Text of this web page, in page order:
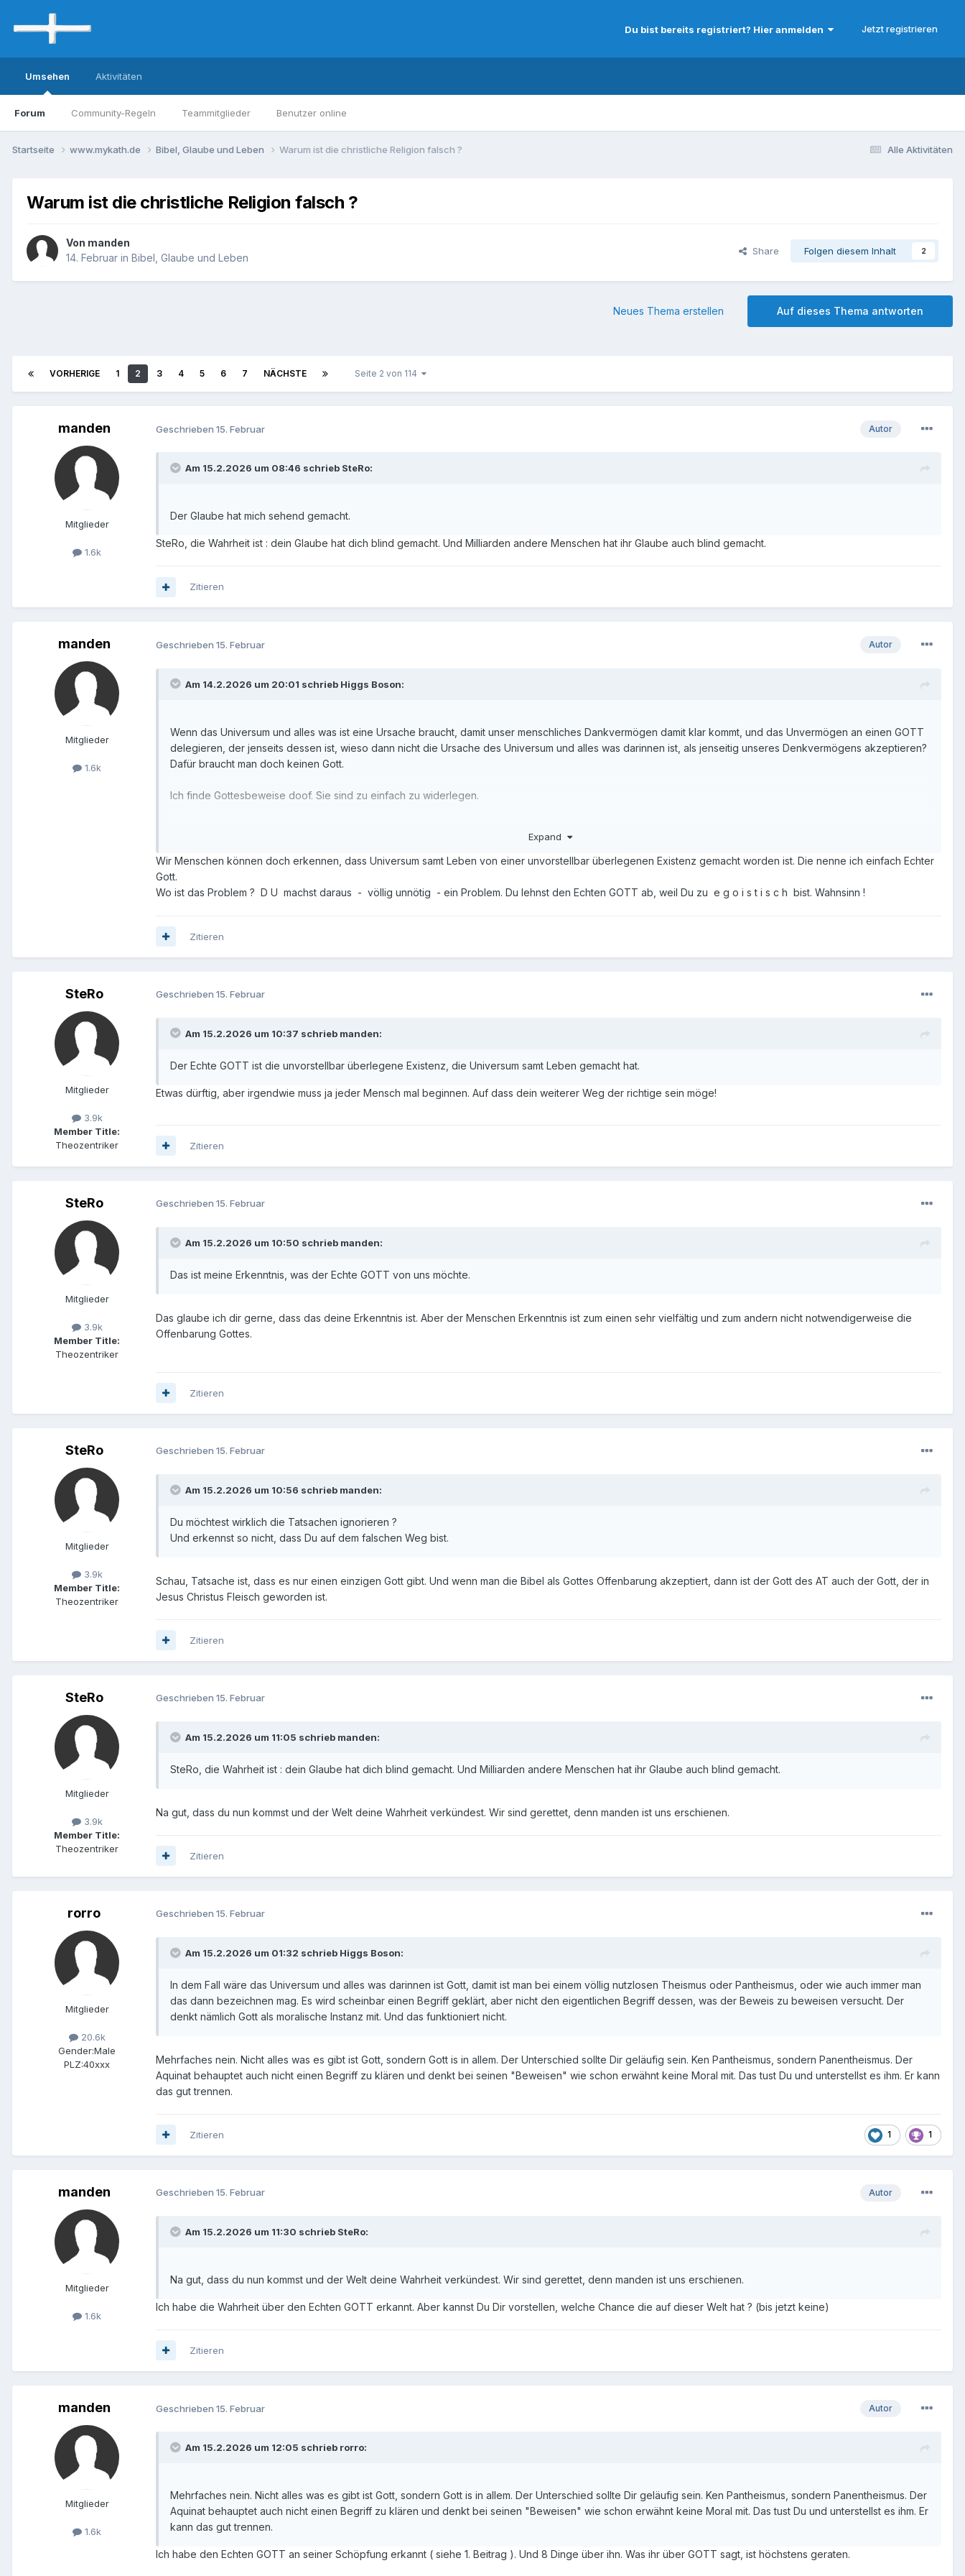
Du bist bereits registriert? Hier anmelden Jetzt registrieren
Umsehen
Forum Community-Regeln Teammitglieder Benutzer online
Aktivitäten
Alle Aktivitäten
Startseite www.mykath.de Bibel, Glaube und Leben Warum ist die christliche Religion falsch ?
Warum ist die christliche Religion falsch ?
Von manden
14. Februar in Bibel, Glaube und Leben
Share Folgen diesem Inhalt 2
Auf dieses Thema antworten
Neues Thema erstellen
VORHERIGE 1 2 3 4 5 6 7 NÄCHSTE Seite 2 von 114
manden
Mitglieder
1.6k
Autor
Geschrieben 15. Februar
Am 15.2.2026 um 08:46 schrieb SteRo:
Der Glaube hat mich sehend gemacht.
SteRo, die Wahrheit ist : dein Glaube hat dich blind gemacht. Und Milliarden andere Menschen hat ihr Glaube auch blind gemacht.
Zitieren
manden
Mitglieder
1.6k
Autor
Geschrieben 15. Februar
Am 14.2.2026 um 20:01 schrieb Higgs Boson:
Wenn das Universum und alles was ist eine Ursache braucht, damit unser menschliches Dankvermögen damit klar kommt, und das Unvermögen an einen GOTT
delegieren, der jenseits dessen ist, wieso dann nicht die Ursache des Universum und alles was darinnen ist, als jenseitig unseres Denkvermögens akzeptieren?
Dafür braucht man doch keinen Gott.
Ich finde Gottesbeweise doof. Sie sind zu einfach zu widerlegen.
Expand
Wir Menschen können doch erkennen, dass Universum samt Leben von einer unvorstellbar überlegenen Existenz gemacht worden ist. Die nenne ich einfach Echter
Gott.
Wo ist das Problem ? D U machst daraus - völlig unnötig - ein Problem. Du lehnst den Echten GOTT ab, weil Du zu e g o i s t i s c h bist. Wahnsinn !
Zitieren
SteRo
Mitglieder
3.9k
Member Title:
Theozentriker
Geschrieben 15. Februar
Am 15.2.2026 um 10:37 schrieb manden:
Der Echte GOTT ist die unvorstellbar überlegene Existenz, die Universum samt Leben gemacht hat.
Etwas dürftig, aber irgendwie muss ja jeder Mensch mal beginnen. Auf dass dein weiterer Weg der richtige sein möge!
Zitieren
SteRo
Mitglieder
3.9k
Member Title:
Theozentriker
Geschrieben 15. Februar
Am 15.2.2026 um 10:50 schrieb manden:
Das ist meine Erkenntnis, was der Echte GOTT von uns möchte.
Das glaube ich dir gerne, dass das deine Erkenntnis ist. Aber der Menschen Erkenntnis ist zum einen sehr vielfältig und zum andern nicht notwendigerweise die
Offenbarung Gottes.
Zitieren
SteRo
Mitglieder
3.9k
Member Title:
Theozentriker
Geschrieben 15. Februar
Am 15.2.2026 um 10:56 schrieb manden:
Du möchtest wirklich die Tatsachen ignorieren ?
Und erkennst so nicht, dass Du auf dem falschen Weg bist.
Schau, Tatsache ist, dass es nur einen einzigen Gott gibt. Und wenn man die Bibel als Gottes Offenbarung akzeptiert, dann ist der Gott des AT auch der Gott, der in
Jesus Christus Fleisch geworden ist.
Zitieren
SteRo
Mitglieder
3.9k
Member Title:
Theozentriker
Geschrieben 15. Februar
Am 15.2.2026 um 11:05 schrieb manden:
SteRo, die Wahrheit ist : dein Glaube hat dich blind gemacht. Und Milliarden andere Menschen hat ihr Glaube auch blind gemacht.
Na gut, dass du nun kommst und der Welt deine Wahrheit verkündest. Wir sind gerettet, denn manden ist uns erschienen.
Zitieren
rorro
Mitglieder
20.6k
Gender:Male
PLZ:40xxx
Geschrieben 15. Februar
Am 15.2.2026 um 01:32 schrieb Higgs Boson:
In dem Fall wäre das Universum und alles was darinnen ist Gott, damit ist man bei einem völlig nutzlosen Theismus oder Pantheismus, oder wie auch immer man
das dann bezeichnen mag. Es wird scheinbar einen Begriff geklärt, aber nicht den eigentlichen Begriff dessen, was der Beweis zu beweisen versucht. Der
denkt nämlich Gott als moralische Instanz mit. Und das funktioniert nicht.
Mehrfaches nein. Nicht alles was es gibt ist Gott, sondern Gott is in allem. Der Unterschied sollte Dir geläufig sein. Ken Pantheismus, sondern Panentheismus. Der
Aquinat behauptet auch nicht einen Begriff zu klären und denkt bei seinen "Beweisen" wie schon erwähnt keine Moral mit. Das tust Du und unterstellst es ihm. Er kann
das gut trennen.
1 1
Zitieren
manden
Mitglieder
1.6k
Autor
Geschrieben 15. Februar
Am 15.2.2026 um 11:30 schrieb SteRo:
Na gut, dass du nun kommst und der Welt deine Wahrheit verkündest. Wir sind gerettet, denn manden ist uns erschienen.
Ich habe die Wahrheit über den Echten GOTT erkannt. Aber kannst Du Dir vorstellen, welche Chance die auf dieser Welt hat ? (bis jetzt keine)
Zitieren
manden
Mitglieder
1.6k
Autor
Geschrieben 15. Februar
Am 15.2.2026 um 12:05 schrieb rorro:
Mehrfaches nein. Nicht alles was es gibt ist Gott, sondern Gott is in allem. Der Unterschied sollte Dir geläufig sein. Ken Pantheismus, sondern Panentheismus. Der
Aquinat behauptet auch nicht einen Begriff zu klären und denkt bei seinen "Beweisen" wie schon erwähnt keine Moral mit. Das tust Du und unterstellst es ihm. Er
kann das gut trennen.
Ich habe den Echten GOTT an seiner Schöpfung erkannt ( siehe 1. Beitrag ). Und 8 Dinge über ihn. Was ihr über GOTT sagt, ist höchstens geraten.